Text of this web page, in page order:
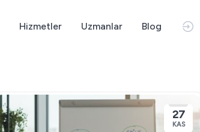
Hizmetler Uzmanlar Blog
27
KAS